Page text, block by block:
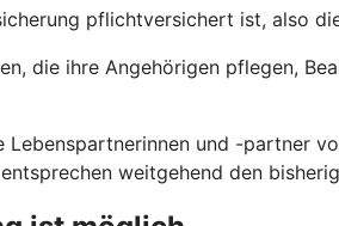
pflichtversichert ist, also
die ihre Angehörigen pflegen,
und -partner
weitgehend den